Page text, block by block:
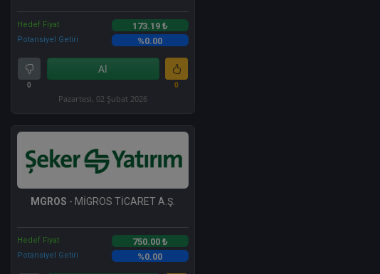
Hedef Fiyat 173.19 ₺
Potansiyel Getiri %0.00
0
Al
0
Pazartesi, 02 Şubat 2026
MGROS - MİGROS TİCARET A.Ş.
Hedef Fiyat 750.00 ₺
Potansiyel Getiri %0.00